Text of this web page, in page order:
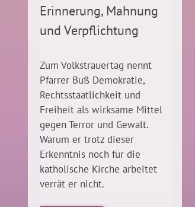
Erinnerung, Mahnung
und Verpflichtung
Zum Volkstrauertag nennt
Pfarrer Buß Demokratie,
Rechtsstaatlichkeit und
Freiheit als wirksame Mittel
gegen Terror und Gewalt.
Warum er trotz dieser
Erkenntnis noch für die
katholische Kirche arbeitet
verrät er nicht.